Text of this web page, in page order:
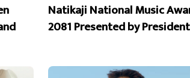
Natikaji National Music
2081 Presented by President